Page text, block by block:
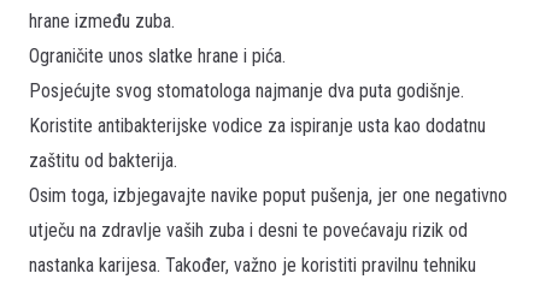
hrane između zuba.
Ograničite unos slatke hrane i pića.
Posjećujte svog stomatologa najmanje dva puta godišnje.
Koristite antibakterijske vodice za ispiranje usta kao dodatnu
zaštitu od bakterija.
Osim toga, izbjegavajte navike poput pušenja, jer one negativno
utječu na zdravlje vaših zuba i desni te povećavaju rizik od
nastanka karijesa. Također, važno je koristiti pravilnu tehniku